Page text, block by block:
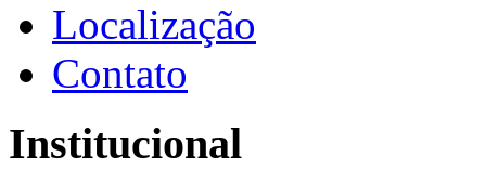
Localização
Contato
Institucional